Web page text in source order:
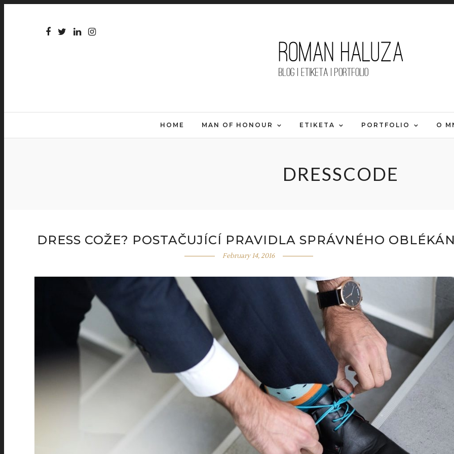
HOME MAN OF HONOUR ETIKETA PORTFOLIO O
DRESSCODE
DRESS COŽE? POSTAČUJÍCÍ PRAVIDLA SPRÁVNÉHO
February 14, 2016